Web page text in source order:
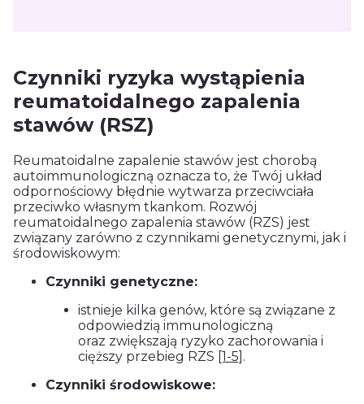
Czynniki ryzyka wystąpienia
reumatoidalnego zapalenia
stawów (RSZ)
Reumatoidalne zapalenie stawów jest chorobą
autoimmunologiczną oznacza to, że Twój układ
odpornościowy błędnie wytwarza przeciwciała
przeciwko własnym tkankom. Rozwój
reumatoidalnego zapalenia stawów (RZS) jest
związany zarówno z czynnikami genetycznymi, jak i
środowiskowym:
Czynniki genetyczne:
istnieje kilka genów, które są związane z
odpowiedzią immunologiczną
oraz zwiększają ryzyko zachorowania i
cięższy przebieg RZS [1-5] .
Czynniki środowiskowe: